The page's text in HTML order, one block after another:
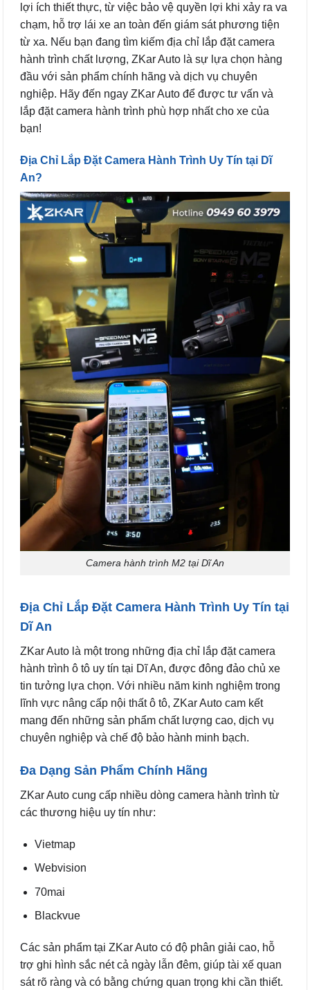
lợi ích thiết thực, từ việc bảo vệ quyền lợi khi xảy ra va
chạm, hỗ trợ lái xe an toàn đến giám sát phương tiện
từ xa. Nếu bạn đang tìm kiếm địa chỉ lắp đặt camera
hành trình chất lượng, ZKar Auto là sự lựa chọn hàng
đầu với sản phẩm chính hãng và dịch vụ chuyên
nghiệp. Hãy đến ngay ZKar Auto để được tư vấn và
lắp đặt camera hành trình phù hợp nhất cho xe của
bạn!
Địa Chỉ Lắp Đặt Camera Hành Trình Uy Tín tại Dĩ
An?
Camera hành trình M2 tại Dĩ An
Địa Chỉ Lắp Đặt Camera Hành Trình Uy Tín tại
Dĩ An
ZKar Auto là một trong những địa chỉ lắp đặt camera
hành trình ô tô uy tín tại Dĩ An, được đông đảo chủ xe
tin tưởng lựa chọn. Với nhiều năm kinh nghiệm trong
lĩnh vực nâng cấp nội thất ô tô, ZKar Auto cam kết
mang đến những sản phẩm chất lượng cao, dịch vụ
chuyên nghiệp và chế độ bảo hành minh bạch.
Đa Dạng Sản Phẩm Chính Hãng
ZKar Auto cung cấp nhiều dòng camera hành trình từ
các thương hiệu uy tín như:
Vietmap
Webvision
70mai
Blackvue
Các sản phẩm tại ZKar Auto có độ phân giải cao, hỗ
trợ ghi hình sắc nét cả ngày lẫn đêm, giúp tài xế quan
sát rõ ràng và có bằng chứng quan trọng khi cần thiết.